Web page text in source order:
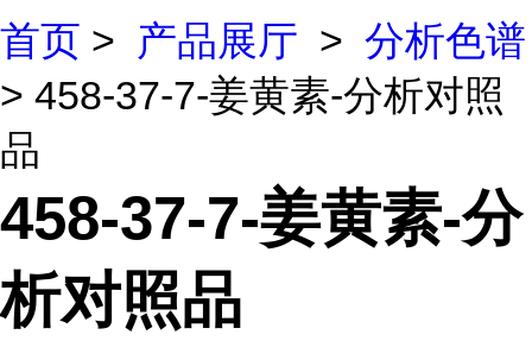
首页 > 产品展厅 > 分析色谱
> 458-37-7-姜黄素-分析对照
品
458-37-7-姜黄素-分
析对照品